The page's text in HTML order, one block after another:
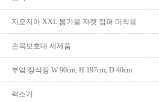
지오지아 XXL 봄가을 자켓 점퍼 미착용
손목보호대 새제품
부엌 장식장 W 90cm, H 197cm, D 40cm
팩스기